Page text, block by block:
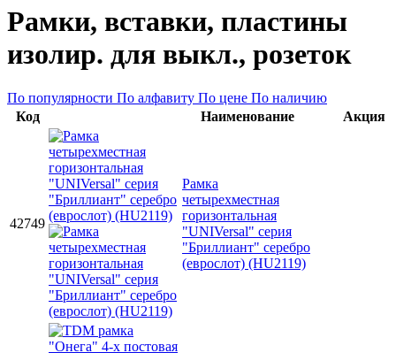
Рамки, вставки, пластины
изолир. для выкл., розеток
По популярности По алфавиту По цене По наличию
Код
Наименование Акция
42749
Рамка
четырехместная
горизонтальная
"UNIVersal" серия
"Бриллиант" серебро
(еврослот) (HU2119)